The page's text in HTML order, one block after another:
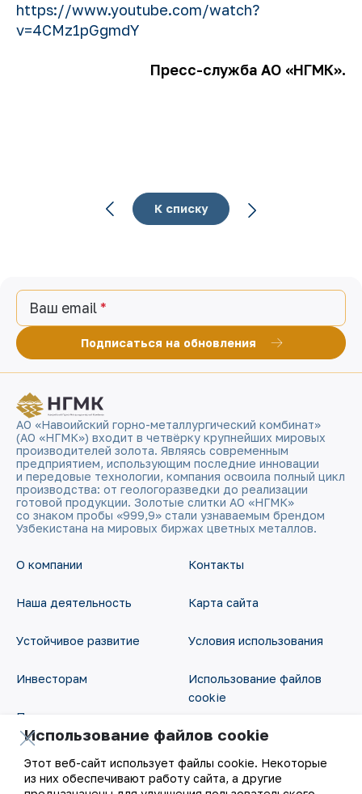
https://www.youtube.com/watch?
v=4CMz1pGgmdY
Пресс-служба АО «НГМК».
К списку
Ваш email
Подписаться на обновления
АО «Навоийский горно-металлургический комбинат»
(АО «НГМК») входит в четвёрку крупнейших мировых
производителей золота. Являясь современным
предприятием, использующим последние инновации
и передовые технологии, компания освоила полный цикл
производства: от геологоразведки до реализации
готовой продукции. Золотые слитки АО «НГМК»
со знаком пробы «999,9» стали узнаваемым брендом
Узбекистана на мировых биржах цветных металлов.
О компании
Наша деятельность
Устойчивое развитие
Инвесторам
Пресс-центр
Контакты
Карта сайта
Условия использования
Использование файлов
cookie
Открытые данные
RSS - лента
Использование файлов cookie
Этот веб-сайт использует файлы cookie. Некоторые
из них обеспечивают работу сайта, а другие